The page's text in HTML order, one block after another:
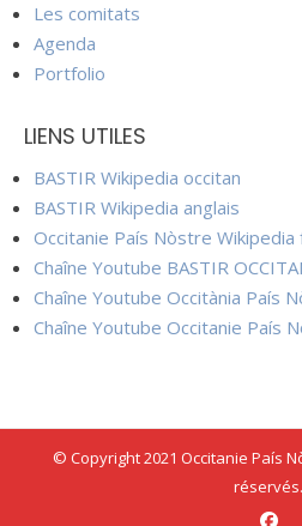
Les comitats
Agenda
Portfolio
LIENS UTILES
BASTIR Wikipedia occitan
BASTIR Wikipedia anglais
Occitanie País Nòstre Wikipedia
Chaîne Youtube BASTIR
Chaîne Youtube Occitània País
Chaîne Youtube Occitanie País
© Copyright 2021 Occitanie País
réservés.